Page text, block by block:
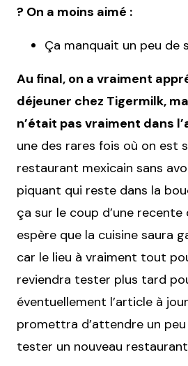
? On a moins aimé :
Ça manquait un peu de
Au final, on a vraiment
déjeuner chez Tigermilk,
n’était pas vraiment dans
une des rares fois où on est
restaurant mexicain sans
piquant qui reste dans la
ça sur le coup d’une
espère que la cuisine saura
car le lieu à vraiment tout
reviendra tester plus tard
éventuellement l’article à
promettra d’attendre un peu
tester un nouveau